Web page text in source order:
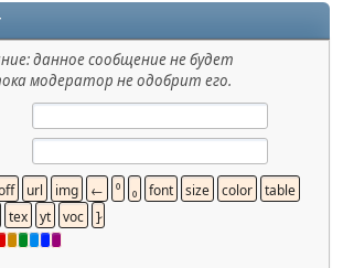
данное сообщение не будет
модератор не одобрит его.